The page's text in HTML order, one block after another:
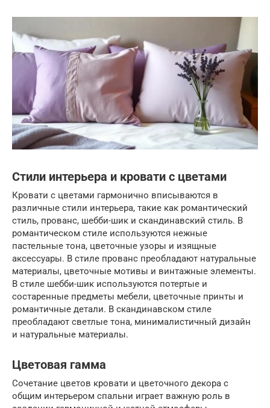
Стили интерьера и кровати с цветами
Кровати с цветами гармонично вписываются в
различные стили интерьера, такие как романтический
стиль, прованс, шебби-шик и скандинавский стиль. В
романтическом стиле используются нежные
пастельные тона, цветочные узоры и изящные
аксессуары. В стиле прованс преобладают натуральные
материалы, цветочные мотивы и винтажные элементы.
В стиле шебби-шик используются потертые и
состаренные предметы мебели, цветочные принты и
романтичные детали. В скандинавском стиле
преобладают светлые тона, минималистичный дизайн
и натуральные материалы.
Цветовая гамма
Сочетание цветов кровати и цветочного декора с
общим интерьером спальни играет важную роль в